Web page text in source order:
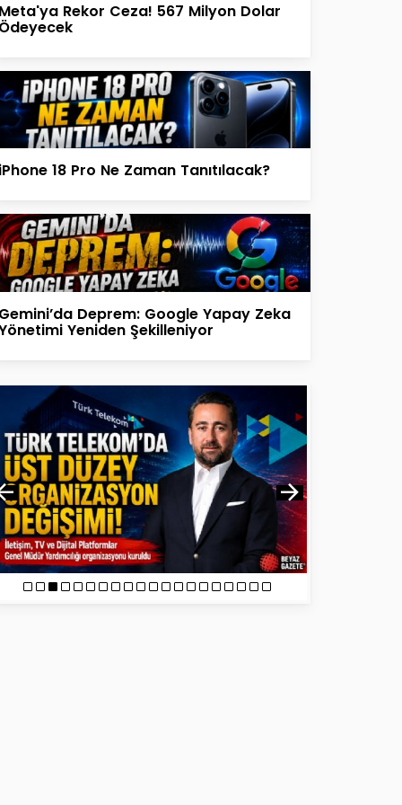
Rekor Ceza! 567 Milyon Dolar
18 Pro Ne Zaman Tanıtılacak?
Deprem: Google Yapay Zeka
Yeniden Şekilleniyor